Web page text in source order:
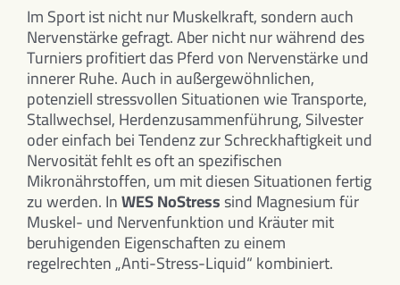
Im Sport ist nicht nur Muskelkraft, sondern auch
Nervenstärke gefragt. Aber nicht nur während des
Turniers profitiert das Pferd von Nervenstärke und
innerer Ruhe. Auch in außergewöhnlichen,
potenziell stressvollen Situationen wie Transporte,
Stallwechsel, Herdenzusammenführung, Silvester
oder einfach bei Tendenz zur Schreckhaftigkeit und
Nervosität fehlt es oft an spezifischen
Mikronährstoffen, um mit diesen Situationen fertig
zu werden. InWES NoStresssind Magnesium für
Muskel- und Nervenfunktion und Kräuter mit
beruhigenden Eigenschaften zu einem
regelrechten „Anti-Stress-Liquid“ kombiniert.